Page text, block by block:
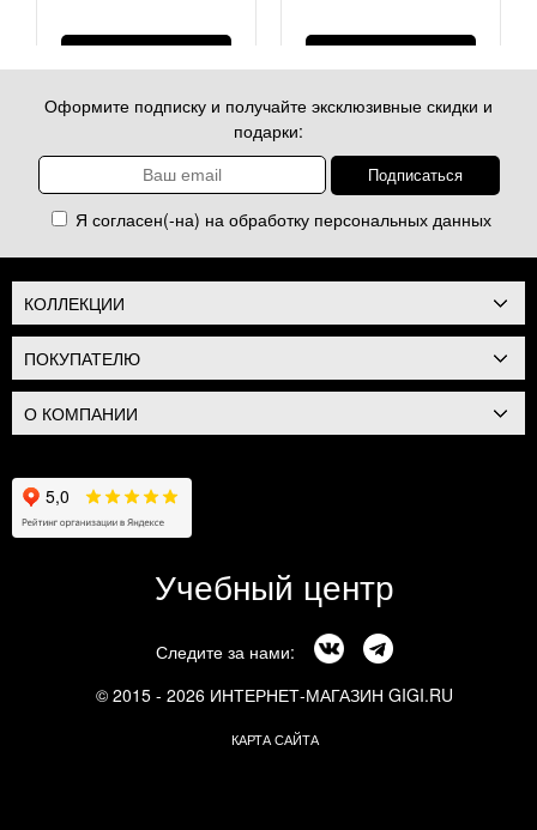
Оформите подписку и получайте эксклюзивные скидки и
подарки:
Я согласен(-на) на обработку персональных данных
КОЛЛЕКЦИИ
ПОКУПАТЕЛЮ
О КОМПАНИИ
Учебный центр
Следите за нами:
© 2015 - 2026 ИНТЕРНЕТ-МАГАЗИН GIGI.RU
КАРТА САЙТА